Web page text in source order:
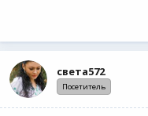
света572
Посетитель